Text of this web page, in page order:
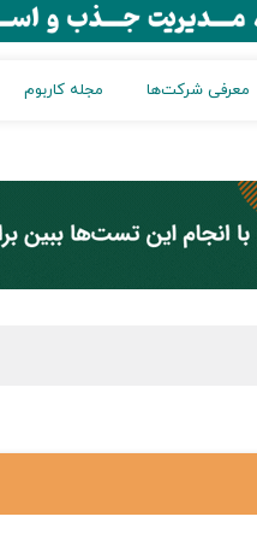
معرفی شرکت‌ها مجله کاربوم